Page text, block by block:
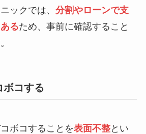
ックでは、 分割やローンで支
るため、事前に確認すること
ボコする
ボコすることを表面不整とい